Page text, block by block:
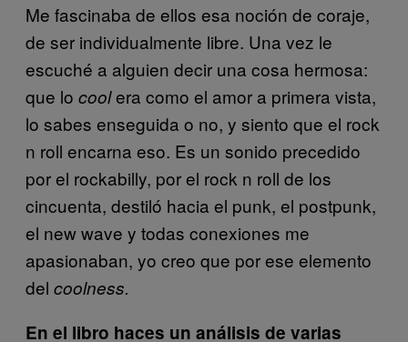
Me fascinaba de ellos esa noción de coraje,
de ser individualmente libre. Una vez le
escuché a alguien decir una cosa hermosa:
que lo coolera como el amor a primera vista,
lo sabes enseguida o no, y siento que el rock
n roll encarna eso. Es un sonido precedido
por el rockabilly, por el rock n roll de los
cincuenta, destiló hacia el punk, el postpunk,
el new wave y todas conexiones me
apasionaban, yo creo que por ese elemento
del coolness.
En el libro haces un análisis de varias